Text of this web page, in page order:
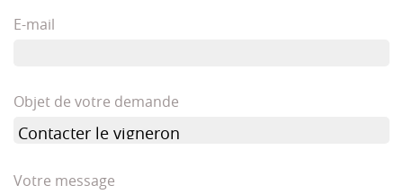
E-mail
Objet de votre demande
Votre message